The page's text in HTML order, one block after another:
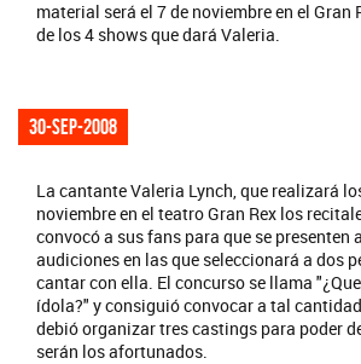
material será el 7 de noviembre en el Gran
de los 4 shows que dará Valeria.
30-sep-2008
La cantante Valeria Lynch, que realizará
noviembre en el teatro Gran Rex los
convocó a sus fans para que se presenten
audiciones en las que seleccionará a dos
cantar con ella. El concurso se llama
ídola?" y consiguió convocar a tal
debió organizar tres castings para poder
serán los afortunados.